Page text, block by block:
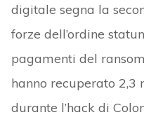
digitale segna la
forze dell’ordine
pagamenti del
hanno recuperato
durante l’hack di